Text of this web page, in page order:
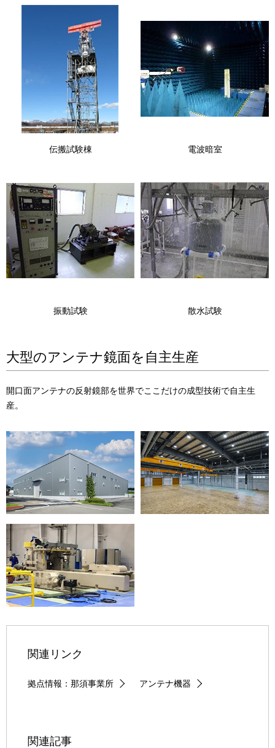
伝搬試験棟 電波暗室
振動試験 散水試験
大型のアンテナ鏡面を自主生産
開口面アンテナの反射鏡部を世界でここだけの成型技術で自主生
産。
関連リンク
拠点情報：那須事業所 アンテナ機器
関連記事